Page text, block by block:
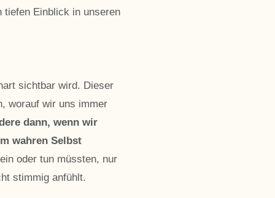
tiefen Einblick in unseren
sichtbar wird. Dieser
worauf wir uns immer
dann, wenn wir
wahren Selbst
oder tun müssten, nur
stimmig anfühlt.